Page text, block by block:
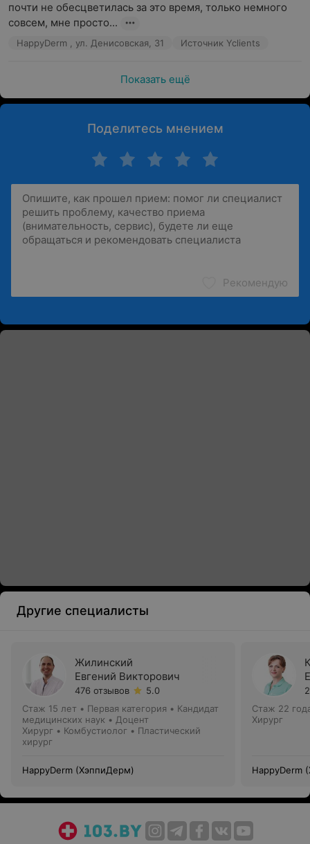
почти не обесцветилась за это время, только немного
совсем, мне просто...
HappyDerm , ул. Денисовская, 31 Источник Yclients
Показать ещё
Поделитесь мнением
Рекомендую
Другие специалисты
Жилинский
Евгений Викторович
476 отзывов
5.0
Стаж 15 лет • Первая категория • Кандидат
медицинских наук • Доцент
Хирург • Комбустиолог • Пластический
хирург
HappyDerm (ХэппиДерм)
Стаж 22
Хирург
HappyDerm